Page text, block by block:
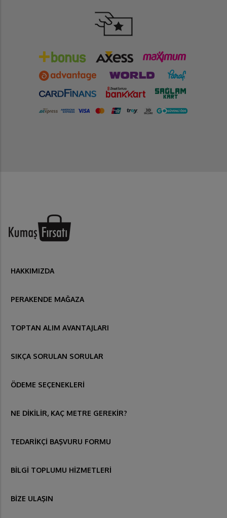
HAKKIMIZDA
PERAKENDE MAĞAZA
TOPTAN ALIM AVANTAJLARI
SIKÇA SORULAN SORULAR
ÖDEME SEÇENEKLERİ
NE DİKİLİR, KAÇ METRE GEREKİR?
TEDARİKÇİ BAŞVURU FORMU
BİLGİ TOPLUMU HİZMETLERİ
BİZE ULAŞIN